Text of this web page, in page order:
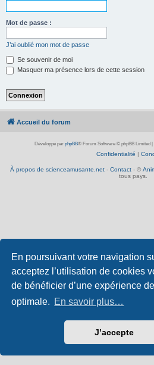
En poursuivant votre navigation
acceptez l’utilisation de cookies
de bénéficier d’une expérience
optimale. En savoir plus…
J’accepte
Mot de passe :
J’ai oublié mon mot de passe
Se souvenir de moi
Masquer ma présence lors de cette session
Accueil du forum
Développé par phpBB® Forum Software © phpBB Limited
Confidentialité |
À propos de scienceamusante.net - Contact - ©
tous pays.